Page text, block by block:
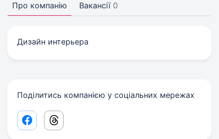
Про компанію Вакансії 0
Дизайн интерьера
Поділитись компанією у соціальних мережах
Facebook share link
Threads share link